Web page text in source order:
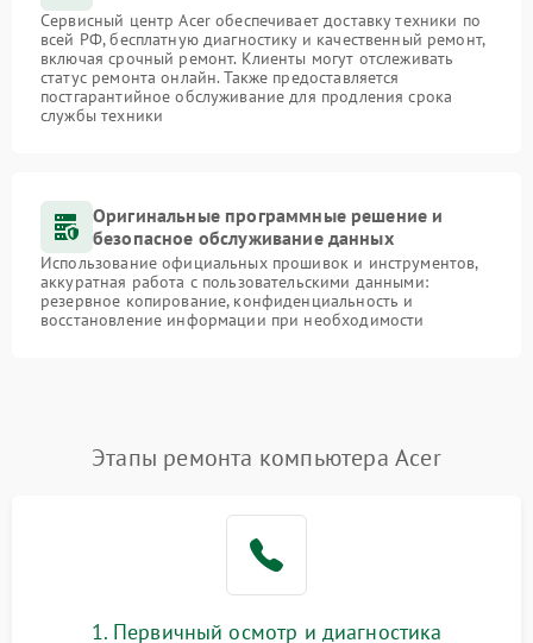
Сервисный центр Acer обеспечивает доставку техники по
всей РФ, бесплатную диагностику и качественный ремонт,
включая срочный ремонт. Клиенты могут отслеживать
статус ремонта онлайн. Также предоставляется
постгарантийное обслуживание для продления срока
службы техники
Оригинальные программные решение и
безопасное обслуживание данных
Использование официальных прошивок и инструментов,
аккуратная работа с пользовательскими данными:
резервное копирование, конфиденциальность и
восстановление информации при необходимости
Этапы ремонта компьютера Acer
1. Первичный осмотр и диагностика